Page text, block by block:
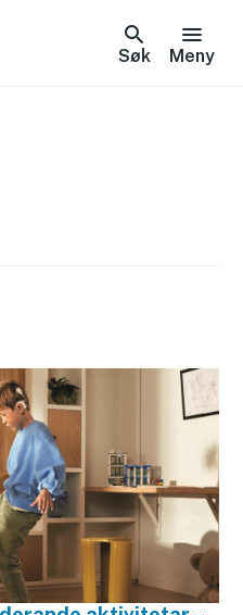
Søk Meny